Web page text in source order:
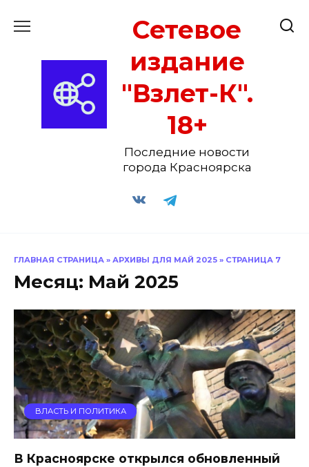
Сетевое
издание
"Взлет-К".
18+
Последние новости
города Красноярска
ГЛАВНАЯ СТРАНИЦА » АРХИВЫ ДЛЯ МАЙ 2025 » СТРАНИЦА 7
Месяц: Май 2025
ВЛАСТЬ И ПОЛИТИКА
В Красноярске открылся обновленный